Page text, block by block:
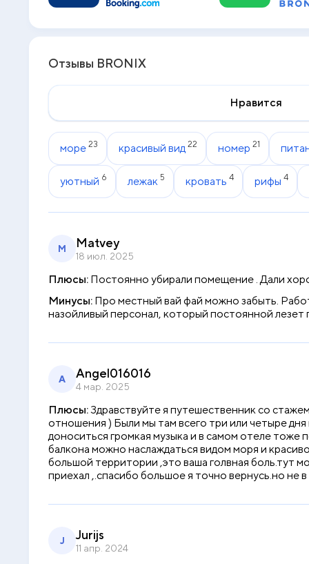
Отзывы BRONIX
Нравится
море 23 красивый вид 22 номер 21
уютный 6 лежак 5 кровать 4 рифы 4
M Matvey
18 июл. 2025
Плюсы: Постоянно убирали помещение . Дали
Минусы: Про местный вай фай можно забыть.
назойливый персонал, который постоянной лезет
A Angel016016
4 мар. 2025
Плюсы:Здравствуйте я путешественник со
отношения ) Были мы там всего три или четыре
доноситься громкая музыка и в самом отеле тоже
балкона можно наслаждаться видом моря и
большой территории ,это ваша голвная боль.тут
приехал ,.спасибо большое я точно вернусь.но не
J Jurijs
11 апр. 2024